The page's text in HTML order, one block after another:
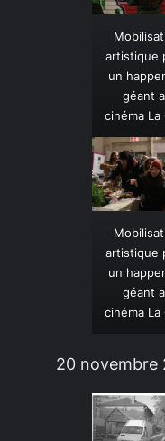
artistique
un
géant
cinéma La
artistique
un
géant
cinéma La
20 novembre